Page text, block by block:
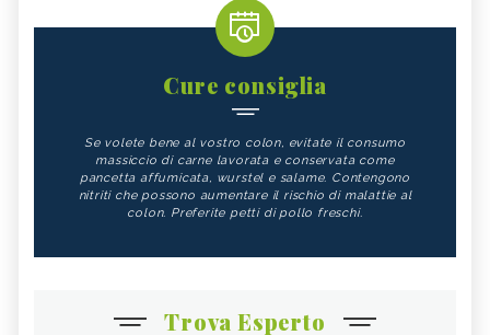
Cure consiglia
Se volete bene al vostro colon, evitate il consumo
massiccio di carne lavorata e conservata come
pancetta affumicata, wurstel e salame. Contengono
nitriti che possono aumentare il rischio di malattie al
colon. Preferite petti di pollo freschi.
Trova Esperto